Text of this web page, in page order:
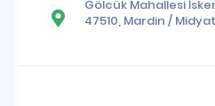
Gölcük Mahallesi
47510, Mardin / Midyat